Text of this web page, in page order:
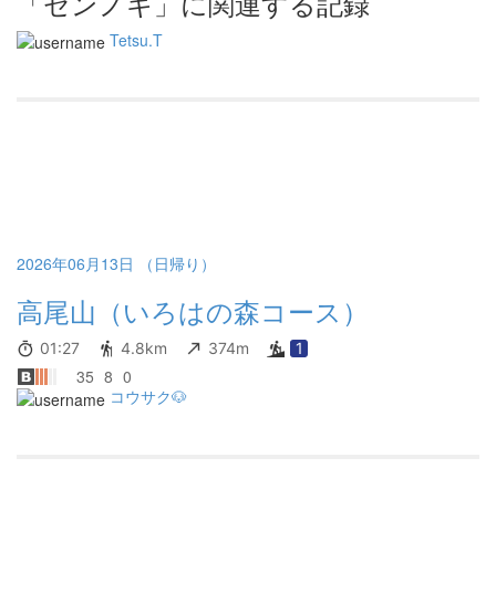
Tetsu.T
2026年06月13日 （日帰り）
高尾山（いろはの森コース）
01:27 4.8km 374m 1
35 8 0
コウサク🐶